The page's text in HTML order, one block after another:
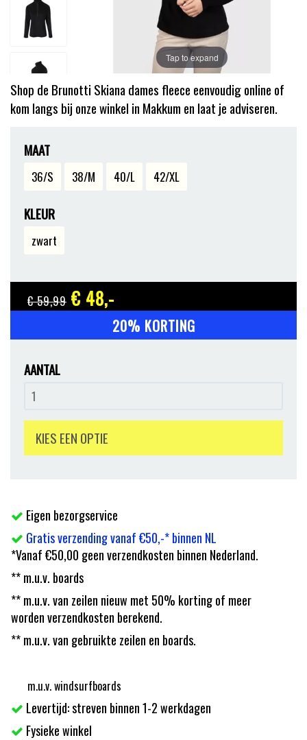
Tap to expand
Shop de Brunotti Skiana dames fleece eenvoudig online of
kom langs bij onze winkel in Makkum en laat je adviseren.
MAAT
36/S 38/M 40/L 42/XL
KLEUR
zwart
€ 59,99 € 48,-
20% KORTING
AANTAL
KIES EEN OPTIE
Eigen bezorgservice
Gratis verzending vanaf €50,-* binnen NL
*Vanaf €50,00 geen verzendkosten binnen Nederland.
** m.u.v. boards
** m.u.v. van zeilen nieuw met 50% korting of meer
worden verzendkosten berekend.
** m.u.v. van gebruikte zeilen en boards.
m.u.v. windsurfboards
Levertijd: streven binnen 1-2 werkdagen
Fysieke winkel